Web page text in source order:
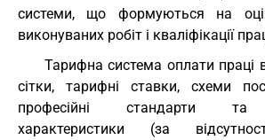
системи, що формуються на
виконуваних робіт і кваліфікації
Тарифна система оплати праці
сітки, тарифні ставки, схеми
професійні стандарти та
характеристики (за